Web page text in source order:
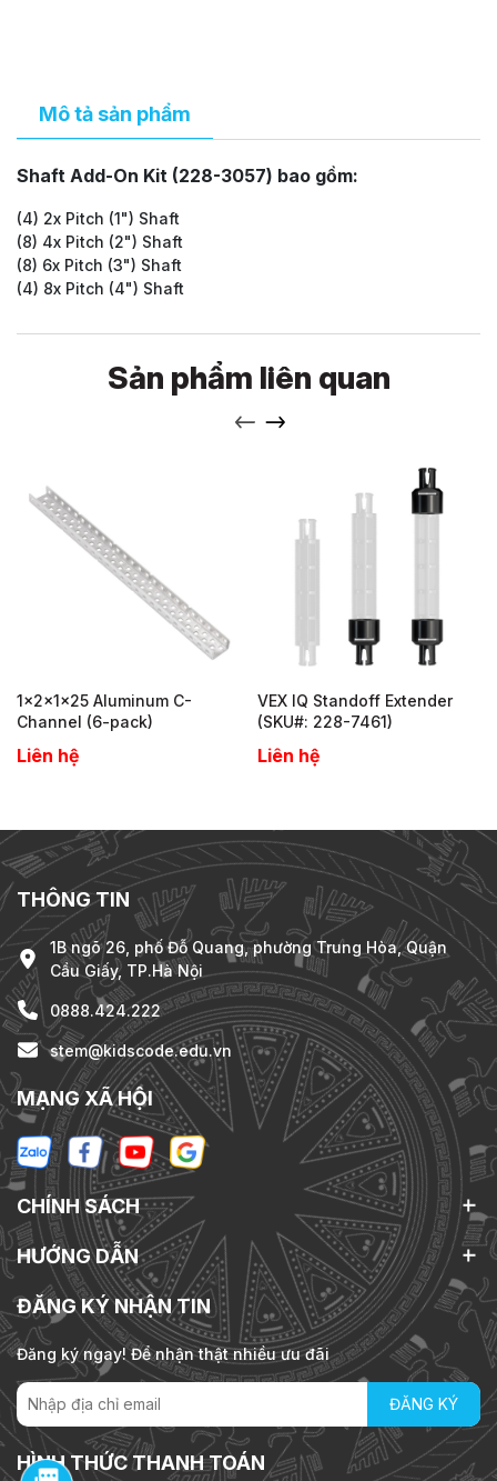
Mô tả sản phẩm
Shaft Add-On Kit (228-3057) bao gồm:
(4) 2x Pitch (1") Shaft
(8) 4x Pitch (2") Shaft
(8) 6x Pitch (3") Shaft
(4) 8x Pitch (4") Shaft
Sản phẩm liên quan
1x2x1x25 Aluminum C-
Channel (6-pack)
Liên hệ
VEX IQ Standoff Extender
(SKU#: 228-7461)
Liên hệ
THÔNG TIN
1B ngõ 26, phố Đỗ Quang, phường Trung Hòa, Quận
Cầu Giấy, TP.Hà Nội
0888.424.222
stem@kidscode.edu.vn
MẠNG XÃ HỘI
CHÍNH SÁCH
HƯỚNG DẪN
ĐĂNG KÝ NHẬN TIN
Đăng ký ngay! Để nhận thật nhiều ưu đãi
ĐĂNG KÝ
HÌNH THỨC THANH TOÁN